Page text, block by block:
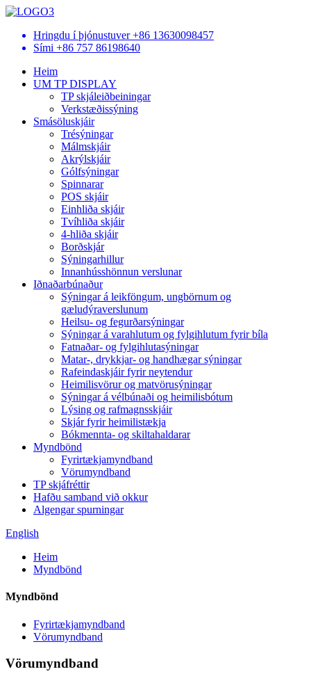
Hringdu í þjónustuver +86 13630098457
Sími +86 757 86198640
Heim
UM TP DISPLAY
TP skjáleiðbeiningar
Verkstæðissýning
Smásöluskjáir
Trésýningar
Málmskjáir
Akrýlskjáir
Gólfsýningar
Spinnarar
POS skjáir
Einhliða skjáir
Tvíhliða skjáir
4-hliða skjáir
Borðskjár
Sýningarhillur
Innanhússhönnun verslunar
Iðnaðarbúnaður
Sýningar á leikföngum, ungbörnum og
gæludýraverslunum
Heilsu- og fegurðarsýningar
Sýningar á varahlutum og fylgihlutum fyrir bíla
Fatnaðar- og fylgihlutasýningar
Matar-, drykkjar- og handhægar sýningar
Rafeindaskjáir fyrir neytendur
Heimilisvörur og matvörusýningar
Sýningar á vélbúnaði og heimilisbótum
Lýsing og rafmagnsskjáir
Skjár fyrir heimilistækja
Bókmennta- og skiltahaldarar
Myndbönd
Fyrirtækjamyndband
Vörumyndband
TP skjáfréttir
Hafðu samband við okkur
Algengar spurningar
English
Heim
Myndbönd
Myndbönd
Fyrirtækjamyndband
Vörumyndband
Vörumyndband